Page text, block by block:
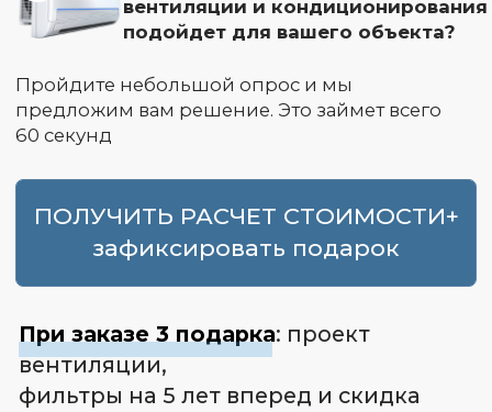
вытяжная вентиляция
на 20% ниже рынка
с гарантией 5 лет
на все работы
ПОЛУЧИТЬ РАСЧЕТ СТОИМОСТИ+
зафиксировать подарок
При заказе 3 подарка: проект
вентиляции,
фильтры на 5 лет вперед и скидка